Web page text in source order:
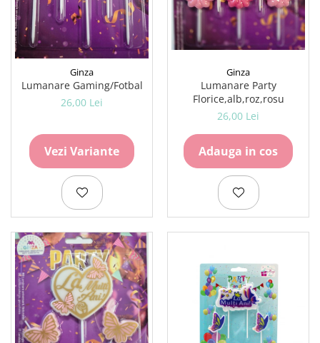
Carton Colorat
Hartie Colorata
Hartie Copiator
Hartie Creponata
Hartie Glasata
Instrumente de scris
Accesorii scriere
Creioane automate , mine
Creioane grafice
Pixuri
Rollere
Stilouri
Laminatoare si accesorii
Liniare , truse geometrie
Lipici
Lipici Solid
Ginza
Lumanare Gaming/Fotbal
26,00 Lei
Vezi Variante
Ginza
Lumanare Party
Florice,alb,roz,rosu
26,00 Lei
Adauga in cos